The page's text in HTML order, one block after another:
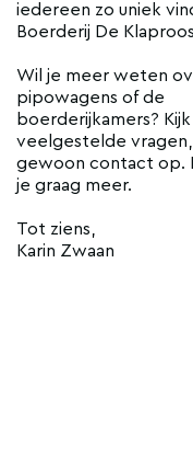
iedereen zo uniek
Boerderij De
Wil je meer weten
pipowagens of de
boerderijkamers?
veelgestelde
gewoon contact op.
je graag meer.
Tot ziens,
Karin Zwaan